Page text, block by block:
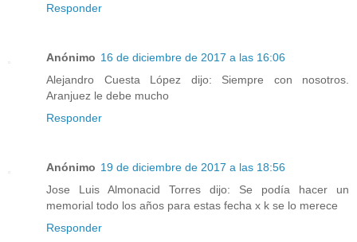
Responder
Anónimo 16 de diciembre de 2017 a las 16:06
Alejandro Cuesta López dijo: Siempre con nosotros.
Aranjuez le debe mucho
Responder
Anónimo 19 de diciembre de 2017 a las 18:56
Jose Luis Almonacid Torres dijo: Se podía hacer un
memorial todo los años para estas fecha x k se lo merece
Responder